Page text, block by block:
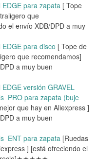
para zapata [ Tope
que
el envío XDB/DPD a muy
para disco [ Tope de
que recomendamos]
a muy buen
versión GRAVEL
PRO para zapata (buje
que hay en Aliexpress ]
a muy buen
ENT para zapata [Ruedas
] [está ofreciendo el